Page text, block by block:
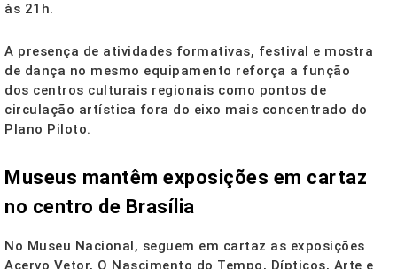
às 21h.
A presença de atividades formativas, festival e mostra
de dança no mesmo equipamento reforça a função
dos centros culturais regionais como pontos de
circulação artística fora do eixo mais concentrado do
Plano Piloto.
Museus mantêm exposições em cartaz
no centro de Brasília
No Museu Nacional, seguem em cartaz as exposições
Acervo Vetor, O Nascimento do Tempo, Dípticos, Arte e